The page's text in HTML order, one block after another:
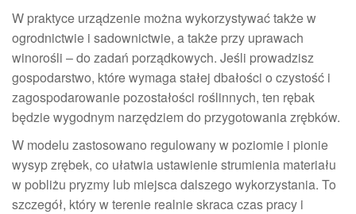
W praktyce urządzenie można wykorzystywać także w
ogrodnictwie i sadownictwie, a także przy uprawach
winorośli – do zadań porządkowych. Jeśli prowadzisz
gospodarstwo, które wymaga stałej dbałości o czystość i
zagospodarowanie pozostałości roślinnych, ten rębak
będzie wygodnym narzędziem do przygotowania zrębków.
W modelu zastosowano regulowany w poziomie i pionie
wysyp zrębek, co ułatwia ustawienie strumienia materiału
w pobliżu pryzmy lub miejsca dalszego wykorzystania. To
szczegół, który w terenie realnie skraca czas pracy i